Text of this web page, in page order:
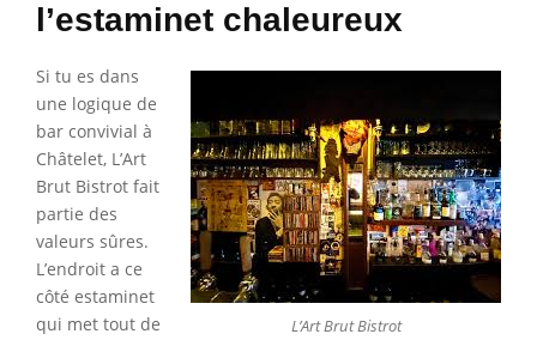
l’estaminet chaleureux
L’Art Brut Bistrot
Si tu es dans
une logique de
bar convivial à
Châtelet, L’Art
Brut Bistrot fait
partie des
valeurs sûres.
L’endroit a ce
côté estaminet
qui met tout de